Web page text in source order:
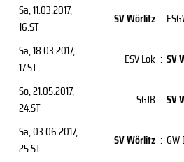
Sa, 11.03.2017,
16.ST
SV Wörlitz :
Sa, 18.03.2017,
17.ST
ESV Lok : SV
So, 21.05.2017,
24.ST
SGJB : SV
Sa, 03.06.2017,
25.ST
SV Wörlitz : GW